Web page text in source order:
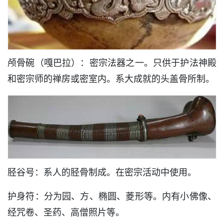
颅骨碗（嘎巴拉）：密宗法器之一。只供于护法神殿
和密宗师的禅房或密室内。系大成就的头盖骨所制。
胫谷号：系人的胫骨制成。在密宗活动中使用。
护身符：分为园、方、椭圆、菱形等。内有小佛像、
经咒卷、圣药、高僧照片等。